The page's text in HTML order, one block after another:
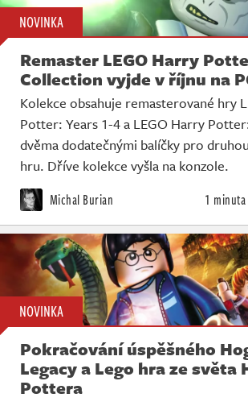
NOVINKA
Remaster LEGO Harry
Collection vyjde v říjnu na
Kolekce obsahuje remasterované hry
Potter: Years 1-4 a LEGO Harry
dvěma dodatečnými balíčky pro
hru. Dříve kolekce vyšla na konzole.
Michal Burian 1 minuta
NOVINKA
Pokračování úspěšného
Legacy a Lego hra ze světa
Pottera